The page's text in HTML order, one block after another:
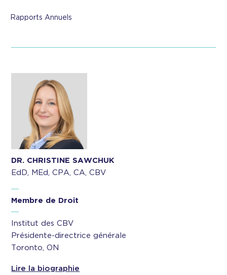
Rapports Annuels
DR. CHRISTINE SAWCHUK
EdD, MEd, CPA, CA, CBV
Membre de Droit
Institut des CBV
Présidente-directrice générale
Toronto, ON
Lire la biographie